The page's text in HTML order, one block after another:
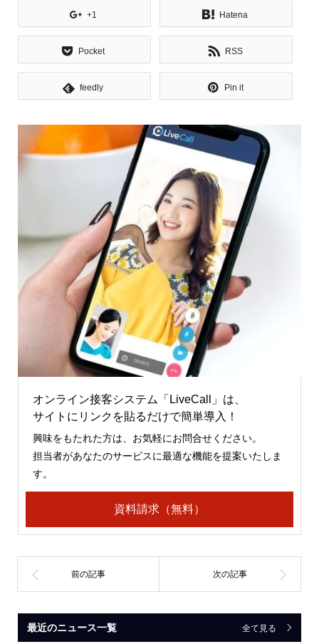
+1 Hatena
Pocket RSS
feedly Pin it
オンライン接客システム「LiveCall」は、
サイトにリンクを貼るだけで簡単導入！
興味をもたれた方は、お気軽にお問合せください。
担当者があなたのサービスに最適な機能を提案いたしま
す。
資料請求（無料）
最近のニュース一覧 全て見る